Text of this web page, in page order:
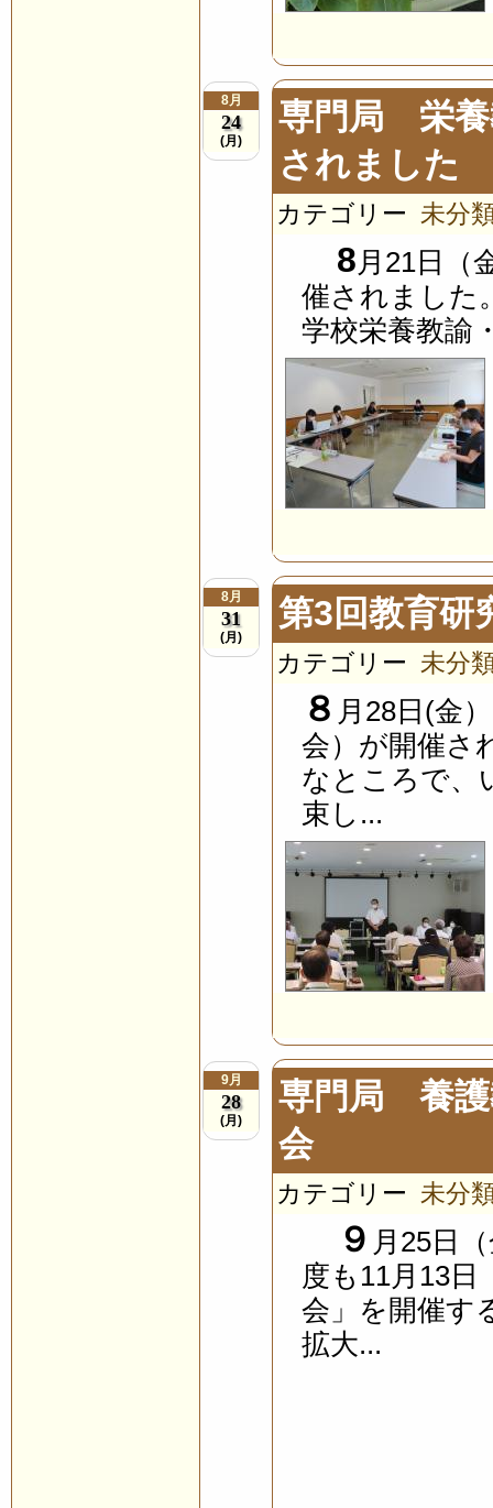
8月
24
(月)
専門局 栄養
されました
カテゴリー 未分
8 月21日（
催されました
学校栄養教諭
8月
31
(月)
第3回教育研
カテゴリー 未分
８ 月28日(金
会）が開催さ
なところで、
束し...
9月
28
(月)
専門局 養護
会
カテゴリー 未分
９ 月25日
度も11月13日
会」を開催す
拡大...